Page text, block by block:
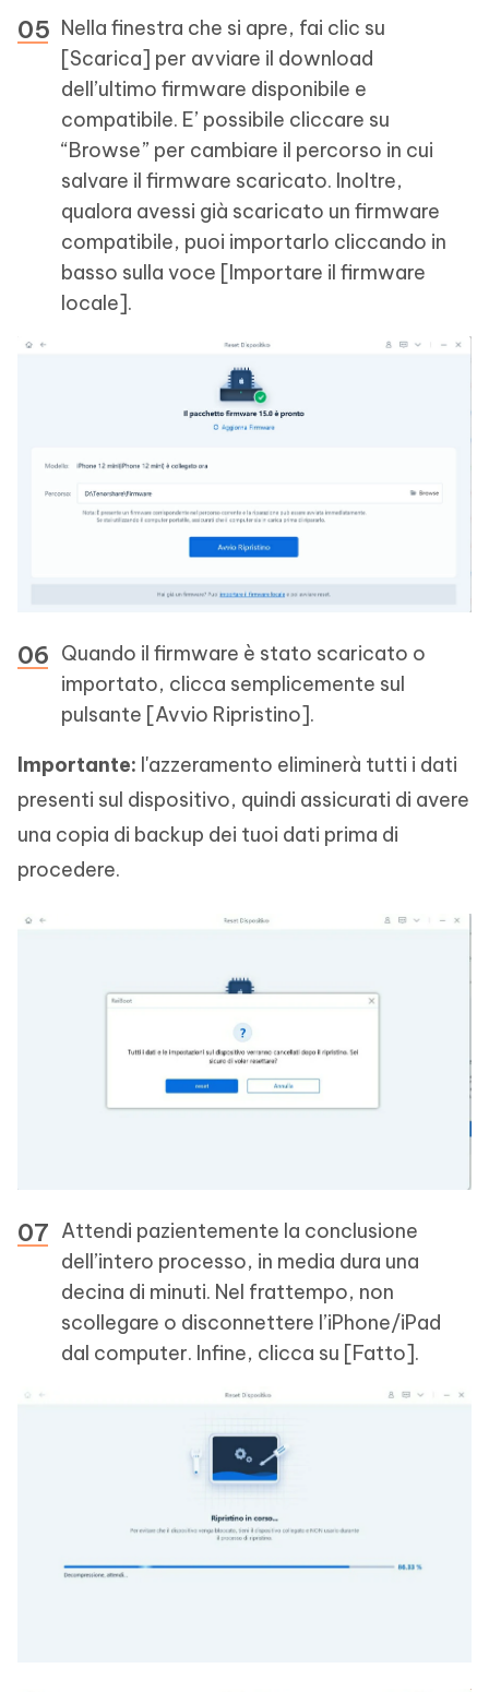
Nella finestra che si apre, fai clic su
[Scarica] per avviare il download
dell’ultimo firmware disponibile e
compatibile. E’ possibile cliccare su
“Browse” per cambiare il percorso in cui
salvare il firmware scaricato. Inoltre,
qualora avessi già scaricato un firmware
compatibile, puoi importarlo cliccando in
basso sulla voce [Importare il firmware
locale].
Quando il firmware è stato scaricato o
importato, clicca semplicemente sul
pulsante [Avvio Ripristino].
Importante: l'azzeramento eliminerà tutti i dati
presenti sul dispositivo, quindi assicurati di avere
una copia di backup dei tuoi dati prima di
procedere.
Attendi pazientemente la conclusione
dell’intero processo, in media dura una
decina di minuti. Nel frattempo, non
scollegare o disconnettere l’iPhone/iPad
dal computer. Infine, clicca su [Fatto].